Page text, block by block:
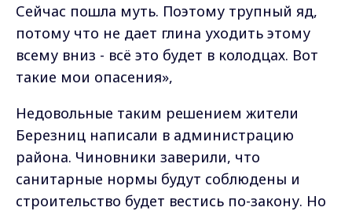
Сейчас пошла муть. Поэтому трупный яд,
потому что не дает глина уходить этому
всему вниз - всё это будет в колодцах. Вот
такие мои опасения»,
Недовольные таким решением жители
Березниц написали в администрацию
района. Чиновники заверили, что
санитарные нормы будут соблюдены и
строительство будет вестись по-закону. Но